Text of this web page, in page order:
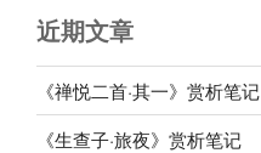
近期文章
《禅悦二首·其一》赏析笔记
《生查子·旅夜》赏析笔记